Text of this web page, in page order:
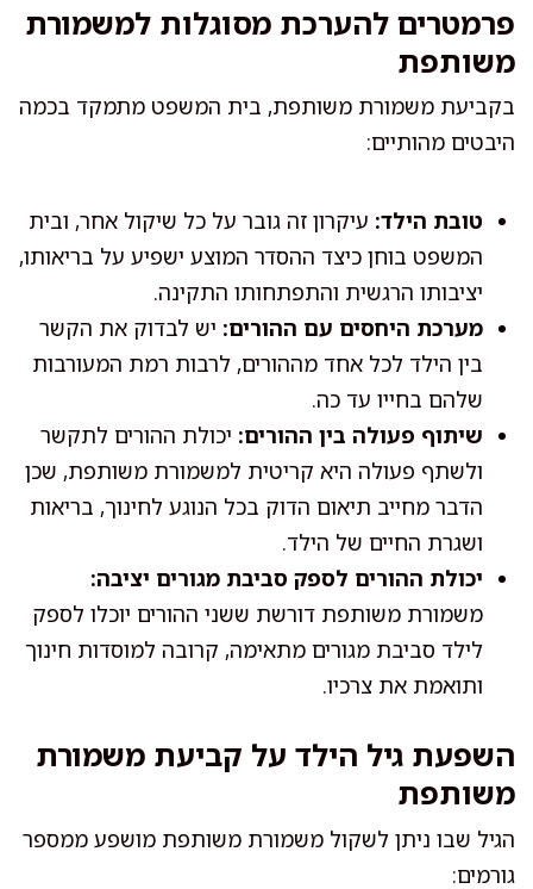
פרמטרים להערכת מסוגלות למשמורת
משותפת
בקביעת משמורת משותפת, בית המשפט מתמקד בכמה
היבטים מהותיים:
טובת הילד: עיקרון זה גובר על כל שיקול אחר, ובית
המשפט בוחן כיצד ההסדר המוצע ישפיע על בריאותו,
יציבותו הרגשית והתפתחותו התקינה.
מערכת היחסים עם ההורים: יש לבדוק את הקשר
בין הילד לכל אחד מההורים, לרבות רמת המעורבות
שלהם בחייו עד כה.
שיתוף פעולה בין ההורים: יכולת ההורים לתקשר
ולשתף פעולה היא קריטית למשמורת משותפת, שכן
הדבר מחייב תיאום הדוק בכל הנוגע לחינוך, בריאות
ושגרת החיים של הילד.
יכולת ההורים לספק סביבת מגורים יציבה:
משמורת משותפת דורשת ששני ההורים יוכלו לספק
לילד סביבת מגורים מתאימה, קרובה למוסדות חינוך
ותואמת את צרכיו.
השפעת גיל הילד על קביעת משמורת
משותפת
הגיל שבו ניתן לשקול משמורת משותפת מושפע ממספר
גורמים: